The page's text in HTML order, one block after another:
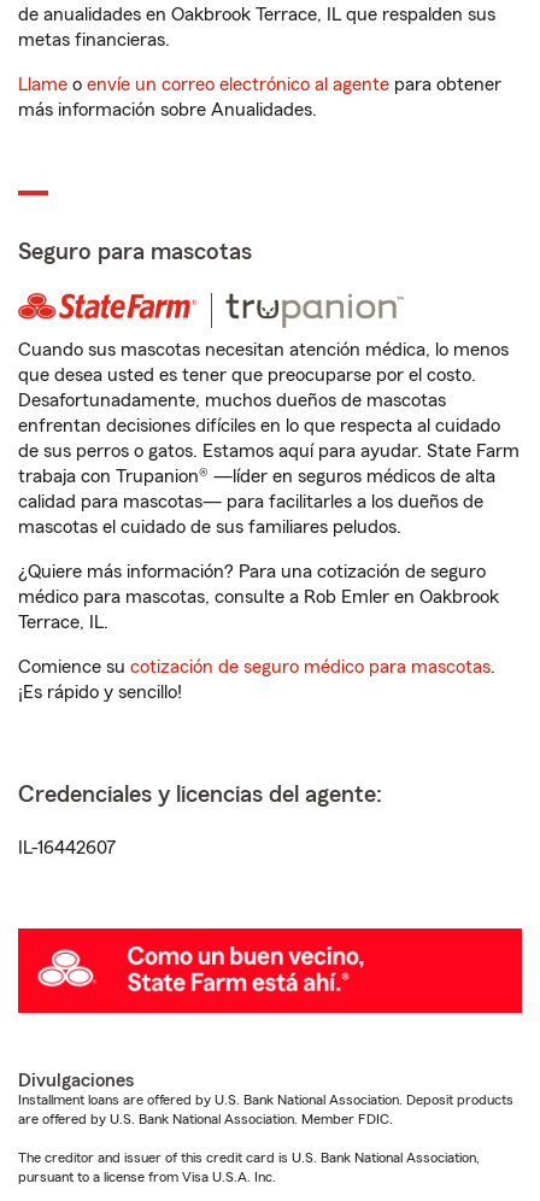
de anualidades en Oakbrook Terrace, IL que respalden sus
metas financieras.
Llame o envíe un correo electrónico al agente para obtener
más información sobre Anualidades.
Seguro para mascotas
Cuando sus mascotas necesitan atención médica, lo menos
que desea usted es tener que preocuparse por el costo.
Desafortunadamente, muchos dueños de mascotas
enfrentan decisiones difíciles en lo que respecta al cuidado
de sus perros o gatos. Estamos aquí para ayudar. State Farm
trabaja con Trupanion® —líder en seguros médicos de alta
calidad para mascotas— para facilitarles a los dueños de
mascotas el cuidado de sus familiares peludos.
¿Quiere más información? Para una cotización de seguro
médico para mascotas, consulte a Rob Emler en Oakbrook
Terrace, IL.
Comience su cotización de seguro médico para mascotas.
¡Es rápido y sencillo!
Credenciales y licencias del agente:
IL-16442607
Divulgaciones
Installment loans are offered by U.S. Bank National Association. Deposit products
are offered by U.S. Bank National Association. Member FDIC.
The creditor and issuer of this credit card is U.S. Bank National Association,
pursuant to a license from Visa U.S.A. Inc.